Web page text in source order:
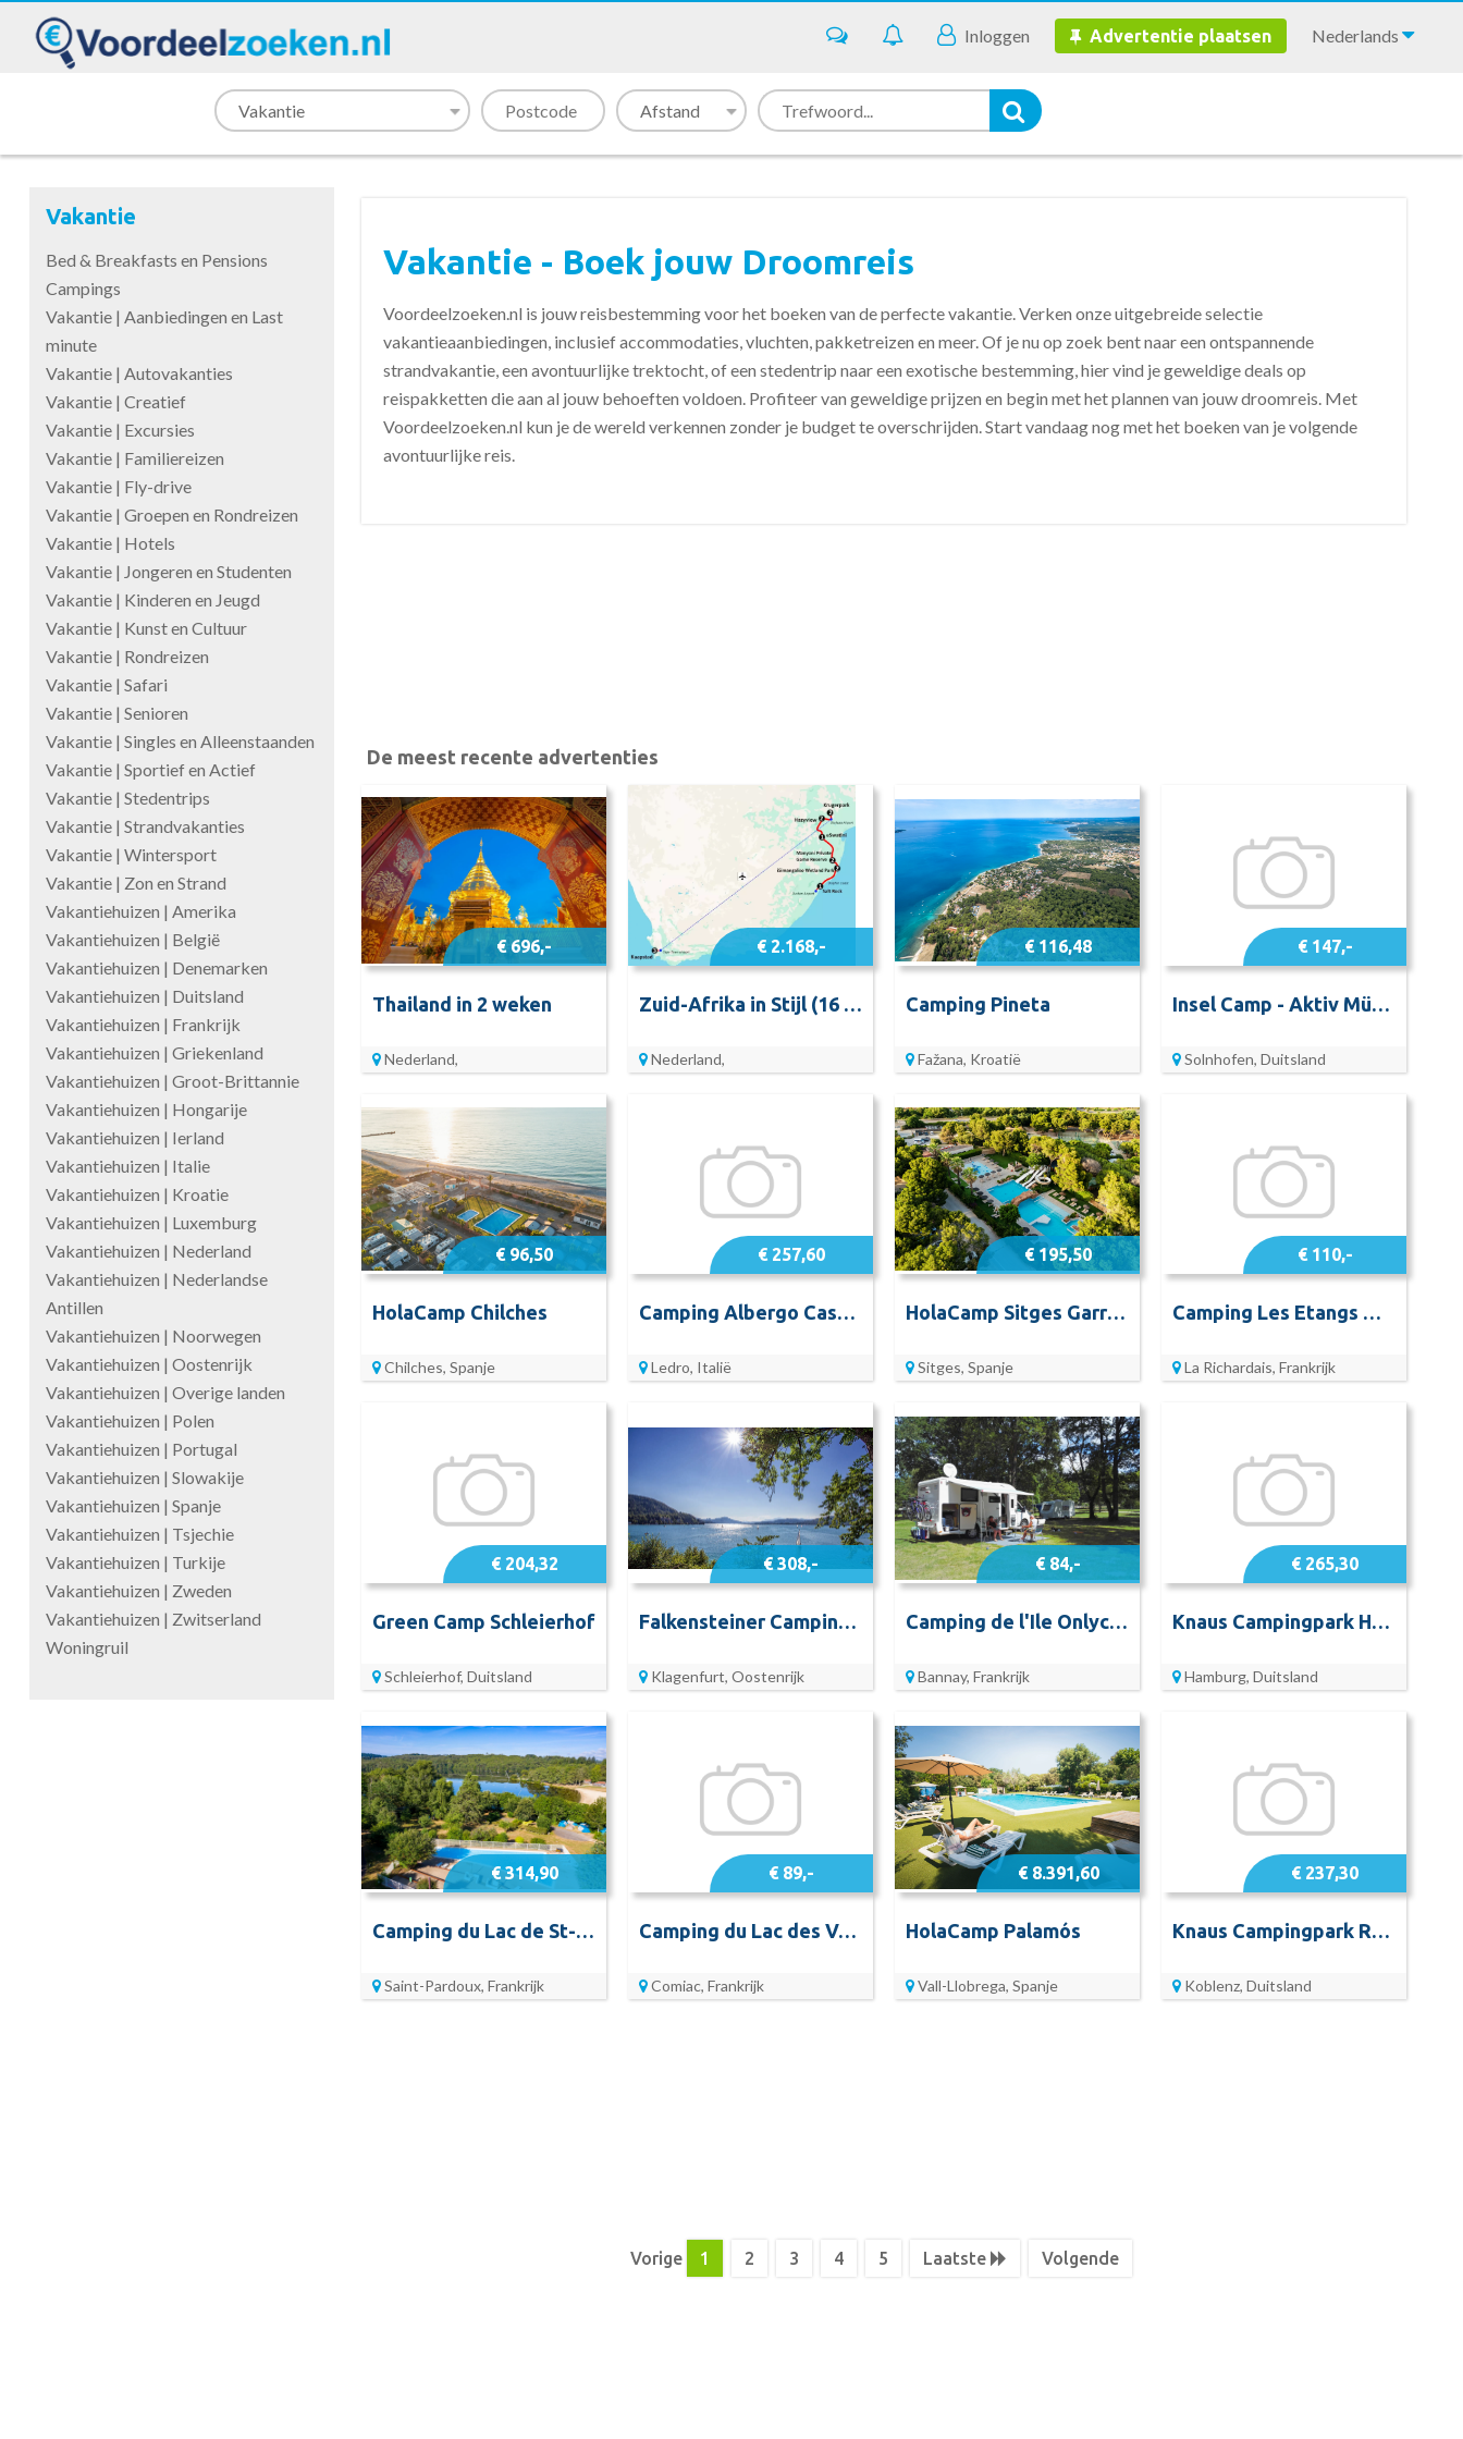
Inloggen Advertentie plaatsen Nederlands
Vakantie
Bed & Breakfasts en Pensions
Campings
Vakantie | Aanbiedingen en Last
minute
Vakantie | Autovakanties
Vakantie | Creatief
Vakantie | Excursies
Vakantie | Familiereizen
Vakantie | Fly-drive
Vakantie | Groepen en Rondreizen
Vakantie | Hotels
Vakantie | Jongeren en Studenten
Vakantie | Kinderen en Jeugd
Vakantie | Kunst en Cultuur
Vakantie | Rondreizen
Vakantie | Safari
Vakantie | Senioren
Vakantie | Singles en Alleenstaanden
Vakantie | Sportief en Actief
Vakantie | Stedentrips
Vakantie | Strandvakanties
Vakantie | Wintersport
Vakantie | Zon en Strand
Vakantiehuizen | Amerika
Vakantiehuizen | België
Vakantiehuizen | Denemarken
Vakantiehuizen | Duitsland
Vakantiehuizen | Frankrijk
Vakantiehuizen | Griekenland
Vakantiehuizen | Groot-Brittannie
Vakantiehuizen | Hongarije
Vakantiehuizen | Ierland
Vakantiehuizen | Italie
Vakantiehuizen | Kroatie
Vakantiehuizen | Luxemburg
Vakantiehuizen | Nederland
Vakantiehuizen | Nederlandse
Antillen
Vakantiehuizen | Noorwegen
Vakantiehuizen | Oostenrijk
Vakantiehuizen | Overige landen
Vakantiehuizen | Polen
Vakantiehuizen | Portugal
Vakantiehuizen | Slowakije
Vakantiehuizen | Spanje
Vakantiehuizen | Tsjechie
Vakantiehuizen | Turkije
Vakantiehuizen | Zweden
Vakantiehuizen | Zwitserland
Woningruil
Vakantie - Boek jouw Droomreis
Voordeelzoeken.nl is jouw reisbestemming voor het boeken van de perfecte vakantie. Verken onze uitgebreide selectie
vakantieaanbiedingen, inclusief accommodaties, vluchten, pakketreizen en meer. Of je nu op zoek bent naar een ontspannende
strandvakantie, een avontuurlijke trektocht, of een stedentrip naar een exotische bestemming, hier vind je geweldige deals op
reispakketten die aan al jouw behoeften voldoen. Profiteer van geweldige prijzen en begin met het plannen van jouw droomreis. Met
Voordeelzoeken.nl kun je de wereld verkennen zonder je budget te overschrijden. Start vandaag nog met het boeken van je volgende
avontuurlijke reis.
De meest recente advertenties
€ 696,-
Thailand in 2 weken
Nederland,
€ 2.168,-
Zuid-Afrika in Stijl (16 dagen)
Nederland,
€ 116,48
Camping Pineta
Fažana, Kroatië
€ 147,-
Insel Camp - Aktiv Mühle
Solnhofen, Duitsland
€ 96,50
HolaCamp Chilches
Chilches, Spanje
€ 257,60
Camping Albergo Casavecchia
Ledro, Italië
€ 195,50
HolaCamp Sitges Garrofer
Sitges, Spanje
€ 110,-
Camping Les Etangs Onlycamp
La Richardais, Frankrijk
€ 204,32
Green Camp Schleierhof
Schleierhof, Duitsland
€ 308,-
Falkensteiner Camping Wörthersee
Klagenfurt, Oostenrijk
€ 84,-
Camping de l'Ile Onlycamp
Bannay, Frankrijk
€ 265,30
Knaus Campingpark Hamburg
Hamburg, Duitsland
€ 314,90
Camping du Lac de St-Pardoux
Saint-Pardoux, Frankrijk
€ 89,-
Camping du Lac des Vergnes Onlycamp
Comiac, Frankrijk
€ 8.391,60
HolaCamp Palamós
Vall-Llobrega, Spanje
€ 237,30
Knaus Campingpark Rhein-Mosel Koblenz
Koblenz, Duitsland
Vorige 1 2 3 4 5 Laatste Volgende